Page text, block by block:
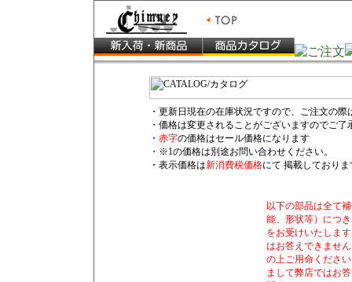
・更新日現在の在庫状況ですので、ご注文の
・価格は変更されることがございますのでご了
・ 赤字の価格はセール価格になります
・※1の価格は別途お問い合わせください。
・表示価格は新消費税価格にて 掲載しておりま
以下の部品は全て
能、形状等）につ
をお受けいたしま
はお答えできませ
の上ご用命くださ
まして弊店ではお